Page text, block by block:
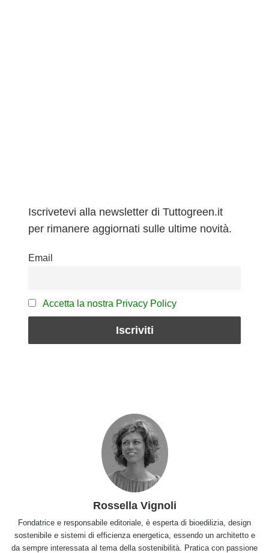
Iscrivetevi alla newsletter di Tuttogreen.it
per rimanere aggiornati sulle ultime novità.
Email
Accetta la nostra Privacy Policy
Rossella Vignoli
Fondatrice e responsabile editoriale, è esperta di bioedilizia, design
sostenibile e sistemi di efficienza energetica, essendo un architetto e
da sempre interessata al tema della sostenibilità. Pratica con passione